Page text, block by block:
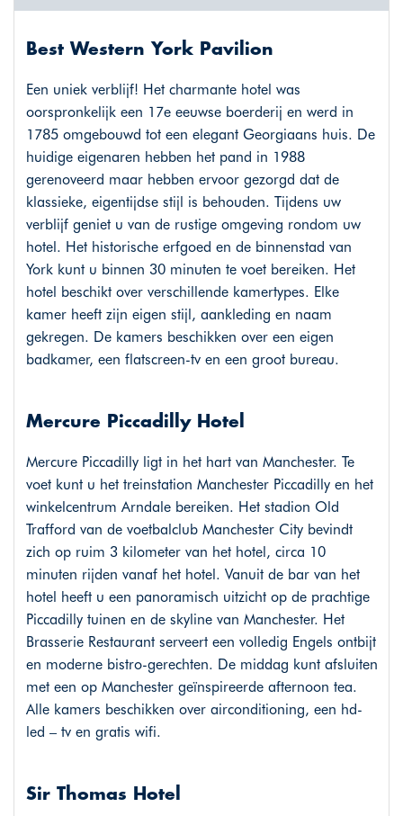
Best Western York Pavilion
Een uniek verblijf! Het charmante hotel was
oorspronkelijk een 17e eeuwse boerderij en werd in
1785 omgebouwd tot een elegant Georgiaans huis. De
huidige eigenaren hebben het pand in 1988
gerenoveerd maar hebben ervoor gezorgd dat de
klassieke, eigentijdse stijl is behouden. Tijdens uw
verblijf geniet u van de rustige omgeving rondom uw
hotel. Het historische erfgoed en de binnenstad van
York kunt u binnen 30 minuten te voet bereiken. Het
hotel beschikt over verschillende kamertypes. Elke
kamer heeft zijn eigen stijl, aankleding en naam
gekregen. De kamers beschikken over een eigen
badkamer, een flatscreen-tv en een groot bureau.
Mercure Piccadilly Hotel
Mercure Piccadilly ligt in het hart van Manchester. Te
voet kunt u het treinstation Manchester Piccadilly en het
winkelcentrum Arndale bereiken. Het stadion Old
Trafford van de voetbalclub Manchester City bevindt
zich op ruim 3 kilometer van het hotel, circa 10
minuten rijden vanaf het hotel. Vanuit de bar van het
hotel heeft u een panoramisch uitzicht op de prachtige
Piccadilly tuinen en de skyline van Manchester. Het
Brasserie Restaurant serveert een volledig Engels ontbijt
en moderne bistro-gerechten. De middag kunt afsluiten
met een op Manchester geïnspireerde afternoon tea.
Alle kamers beschikken over airconditioning, een hd-
led – tv en gratis wifi.
Sir Thomas Hotel